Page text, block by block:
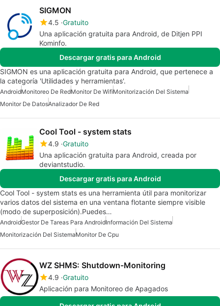
SIGMON
4.5 Gratuito
Una aplicación gratuita para Android, de Ditjen PPI
Kominfo.
Descargar gratis para Android
SIGMON es una aplicación gratuita para Android, que pertenece a
la categoría 'Utilidades y herramientas'.
AndroidMonitoreo De RedMonitor De WifiMonitorización Del Sistema
Monitor De DatosAnalizador De Red
Cool Tool - system stats
4.9 Gratuito
Una aplicación gratuita para Android, creada por
deviantstudio.
Descargar gratis para Android
Cool Tool - system stats es una herramienta útil para monitorizar
varios datos del sistema en una ventana flotante siempre visible
(modo de superposición).Puedes…
AndroidGestor De Tareas Para AndroidInformación Del Sistema
Monitorización Del SistemaMonitor De Cpu
WZ SHMS: Shutdown-Monitoring
4.9 Gratuito
Aplicación para Monitoreo de Apagados